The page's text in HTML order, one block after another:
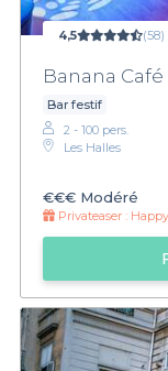
4,5 (58)
Banana Café
Bar festif
2 - 100 pers.
Les Halles
€€€ Modéré
Privateaser :